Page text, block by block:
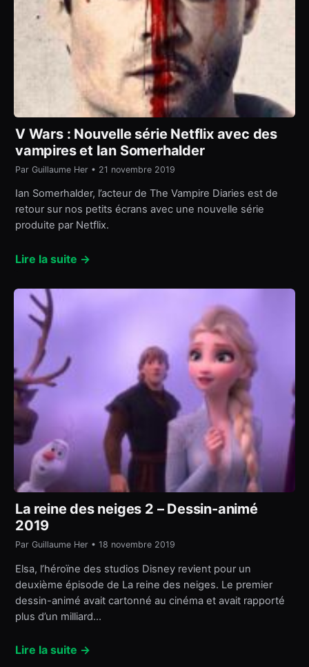
V Wars : Nouvelle série Netflix avec des
vampires et Ian Somerhalder
Par Guillaume Her • 21 novembre 2019
Ian Somerhalder, l’acteur de The Vampire Diaries est de
retour sur nos petits écrans avec une nouvelle série
produite par Netflix.
Lire la suite →
La reine des neiges 2 – Dessin-animé
2019
Par Guillaume Her • 18 novembre 2019
Elsa, l’héroïne des studios Disney revient pour un
deuxième épisode de La reine des neiges. Le premier
dessin-animé avait cartonné au cinéma et avait rapporté
plus d’un milliard…
Lire la suite →